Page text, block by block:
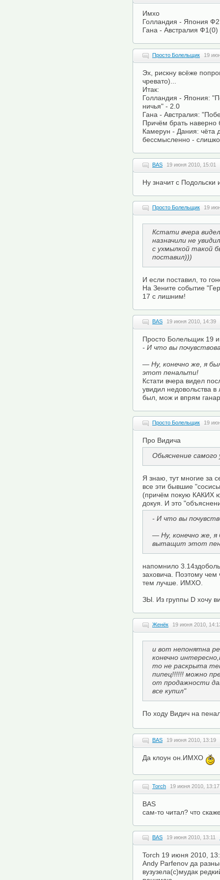
Имхо
Голландия - Япония
Гана - Австралия Ф1(0)
Просто Болельщик 19
Эх, рискну всёже
чревато)...
Итак:
Голландия - Япония:
ничья" - 2.0
Гана - Австралия:
Причём брать наверно
Камерун - Дания: чёта
бессмысленно -
BAS 19 июня 2010, 15:01
Ну значит с Подольски
Просто Болельщик 19
Кстати вчера
назначили не
с ухмылкой такой
поставил)))
И если поставил, то
На Зените событие
17 с лишним!
BAS 19 июня 2010, 14:39
Просто Болельщик 19
- И что вы
— Ну, конечно же, я
этот пенальти!
Кстати вчера видел
увидил недовольства
был, мож и впрям
Просто Болельщик 19
Про Видича
Обьяснение самого
Я знаю, тут многие за
все эти бывшие
(причём покую КАКИХ
докуя. И это
- И что вы
— Ну, конечно же,
вытащит этот
напомнило
заховича. Поэтому чем
тем лучше. ИМХО.
ЗЫ. Из группы D хочу
Женёк 19 июня 2010,
и вот непонятна
конечно
то не раскрыта
пипец!!!!!! можно
от продажности
все купил"
По ходу Видич на
BAS 19 июня 2010, 13:19
Да клоун он.ИМХО
Torch 19 июня 2010, 13:17
BAS
сам-то читал? что
BAS 19 июня 2010, 13:11
Torch 19 июня 2010,
Andy Parfenov да
вузузела(с)мудак